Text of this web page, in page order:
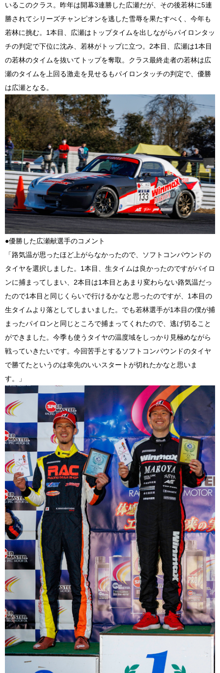
いるこのクラス。昨年は開幕3連勝した広瀬だが、その後若林に5連
勝されてシリーズチャンピオンを逃した雪辱を果たすべく、今年も
若林に挑む。1本目、広瀬はトップタイムを出しながらパイロンタッ
チの判定で下位に沈み、若林がトップに立つ。2本目、広瀬は1本目
の若林のタイムを抜いてトップを奪取。クラス最終走者の若林は広
瀬のタイムを上回る激走を見せるもパイロンタッチの判定で、優勝
は広瀬となる。
●優勝した広瀬献選手のコメント
「路気温が思ったほど上がらなかったので、ソフトコンパウンドの
タイヤを選択しました。1本目、生タイムは良かったのですがパイロ
ンに捕まってしまい、2本目は1本目とあまり変わらない路気温だっ
たので1本目と同じくらいで行けるかなと思ったのですが、1本目の
生タイムより落としてしまいました。でも若林選手が1本目の僕が捕
まったパイロンと同じところで捕まってくれたので、逃げ切ること
ができました。今季も使うタイヤの温度域をしっかり見極めながら
戦っていきたいです。今回苦手とするソフトコンパウンドのタイヤ
で勝てたというのは幸先のいいスタートが切れたかなと思いま
す。」